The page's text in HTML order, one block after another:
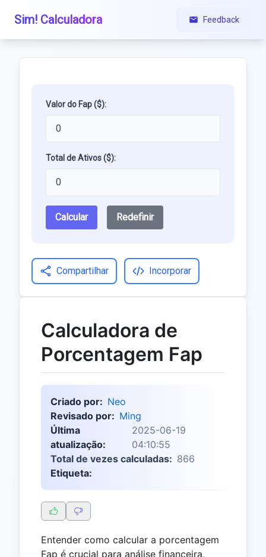
Sim! Calculadora Feedback
Valor do Fap ($):
Total de Ativos ($):
Calcular Redefinir
Compartilhar Incorporar
Calculadora de
Porcentagem Fap
Criado por: Neo
Revisado por: Ming
Última
atualização:
2025-06-19
04:10:55
Total de vezes calculadas: 866
Etiqueta:
Entender como calcular a porcentagem
Fap é crucial para análise financeira,